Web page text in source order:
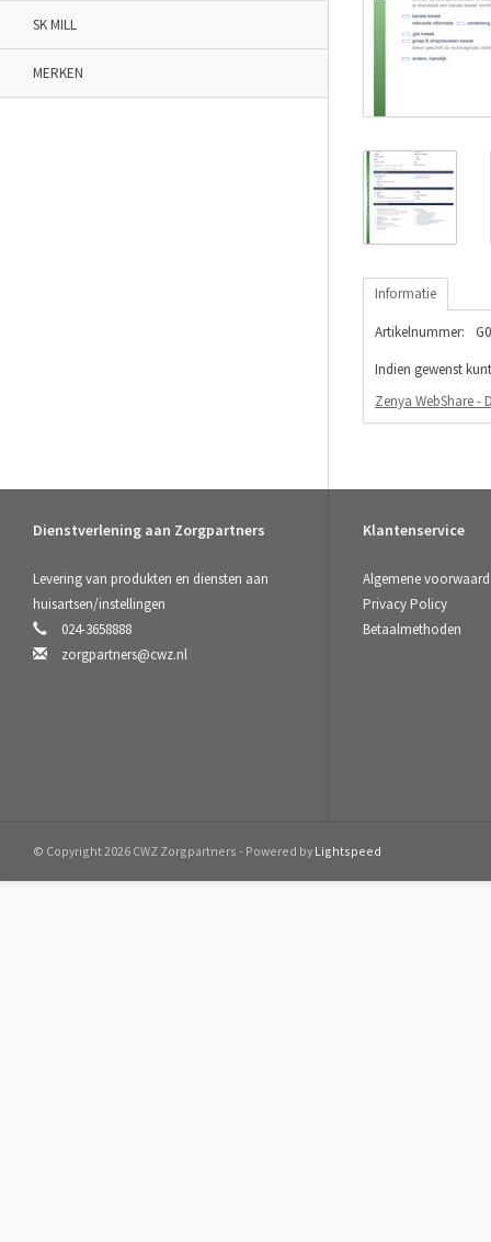
SK MILL
MERKEN
Informatie
Artikelnummer:
Indien gewenst
Zenya WebShare -
Dienstverlening aan Zorgpartners
Levering van produkten en diensten aan
huisartsen/instellingen
024-3658888
zorgpartners@cwz.nl
Klantenservice
Algemene
Privacy Policy
Betaalmethoden
© Copyright 2026 CWZ Zorgpartners - Powered by Lightspeed